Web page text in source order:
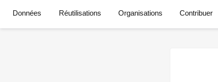
Données Réutilisations Organisations Contribuer